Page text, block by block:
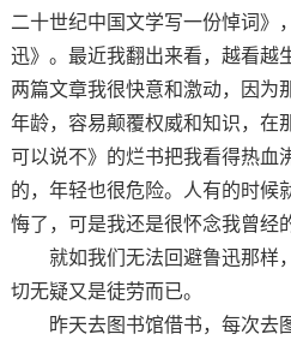
二十世纪中国文学写一份悼词》
迅》。最近我翻出来看，越看越
两篇文章我很快意和激动，因为
年龄，容易颠覆权威和知识，在
可以说不》的烂书把我看得热血
的，年轻也很危险。人有的时候
悔了，可是我还是很怀念我曾经
就如我们无法回避鲁迅那样
切无疑又是徒劳而已。
昨天去图书馆借书，每次去